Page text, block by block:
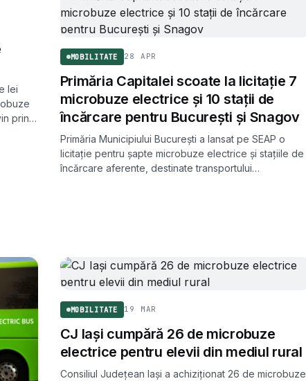
lei
prin
MOBILITATE 28 APR
Primăria Capitalei scoate la licitație 7
microbuze electrice și 10 stații de
încărcare pentru București și Snagov
Primăria Municipiului București a lansat pe SEAP o
licitație pentru șapte microbuze electrice și stațiile de
încărcare aferente, destinate transportului
MOBILITATE 19 MAR
CJ Iași cumpără 26 de microbuze
electrice pentru elevii din mediul rural
Consiliul Județean Iași a achiziționat 26 de microbuze